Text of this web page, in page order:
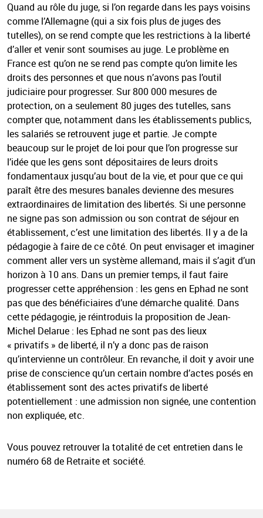
Quand au rôle du juge, si l’on regarde dans les pays voisins
comme l’Allemagne (qui a six fois plus de juges des
tutelles), on se rend compte que les restrictions à la liberté
d’aller et venir sont soumises au juge. Le problème en
France est qu’on ne se rend pas compte qu’on limite les
droits des personnes et que nous n’avons pas l’outil
judiciaire pour progresser. Sur 800 000 mesures de
protection, on a seulement 80 juges des tutelles, sans
compter que, notamment dans les établissements publics,
les salariés se retrouvent juge et partie. Je compte
beaucoup sur le projet de loi pour que l’on progresse sur
l’idée que les gens sont dépositaires de leurs droits
fondamentaux jusqu’au bout de la vie, et pour que ce qui
paraît être des mesures banales devienne des mesures
extraordinaires de limitation des libertés. Si une personne
ne signe pas son admission ou son contrat de séjour en
établissement, c’est une limitation des libertés. Il y a de la
pédagogie à faire de ce côté. On peut envisager et imaginer
comment aller vers un système allemand, mais il s’agit d’un
horizon à 10 ans. Dans un premier temps, il faut faire
progresser cette appréhension : les gens en Ephad ne sont
pas que des bénéficiaires d’une démarche qualité. Dans
cette pédagogie, je réintroduis la proposition de Jean-
Michel Delarue : les Ephad ne sont pas des lieux
« privatifs » de liberté, il n’y a donc pas de raison
qu’intervienne un contrôleur. En revanche, il doit y avoir une
prise de conscience qu’un certain nombre d’actes posés en
établissement sont des actes privatifs de liberté
potentiellement : une admission non signée, une contention
non expliquée, etc.
Vous pouvez retrouver la totalité de cet entretien dans le
numéro 68 de Retraite et société.